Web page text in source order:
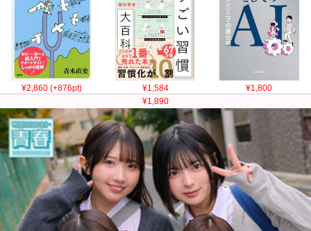
¥2,860 (+876pt) ¥1,584
¥1,800
¥1,890